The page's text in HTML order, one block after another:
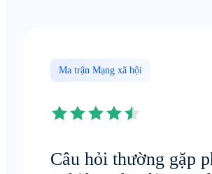
Ma trận Mạng xã hội
Câu hỏi thường gặp